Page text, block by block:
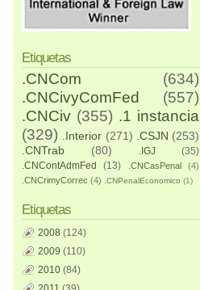
Etiquetas
.CNCom
(634)
.CNCivyComFed
(557)
.CNCiv (355) .1 instancia
(329)
.Interior (271) .CSJN (253)
.CNTrab
(80) .IGJ
(35)
.CNContAdmFed
(13) .CNCasPenal
(4)
.CNCrimyCorrec (4) .CNPenalEconomico (1)
Etiquetas
2008 (124)
2009 (110)
2010 (84)